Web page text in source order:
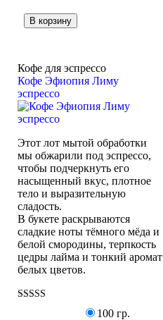
В корзину
Кофе для эспрессо
Кофе Эфиопия Лиму
эспрессо
Этот лот мытой обработки
мы обжарили под эспрессо,
чтобы подчеркнуть его
насыщенный вкус, плотное
тело и выразительную
сладость.
В букете раскрываются
сладкие ноты тёмного мёда и
белой смородины, терпкость
цедры лайма и тонкий аромат
белых цветов.
100 гр.